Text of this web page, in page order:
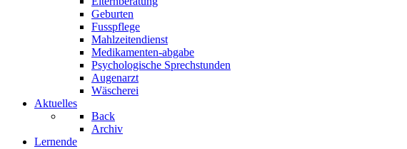
Geburten
Fusspflege
Mahlzeitendienst
Medikamenten-abgabe
Psychologische Sprechstunden
Augenarzt
Wäscherei
Aktuelles
Back
Archiv
Lernende